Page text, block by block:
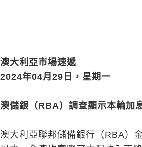
澳大利亞市場速遞
2024年04月 29 日，星期一
澳儲銀（RBA）調查顯示本輪加
澳大利亞聯邦儲備銀行（RBA）